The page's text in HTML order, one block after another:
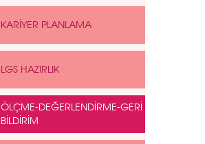
KARİYER PLANLAMA
LGS HAZIRLIK
ÖLÇME-DEĞERLENDİRME-GERİ
BİLDİRİM